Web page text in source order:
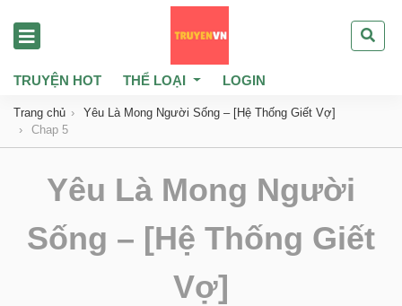
TRUYỆN HOT THỂ LOẠI LOGIN
Trang chủ
Yêu Là Mong Người Sống – [Hệ Thống Giết Vợ]
Chap 5
Yêu Là Mong Người
Sống – [Hệ Thống Giết
Vợ]